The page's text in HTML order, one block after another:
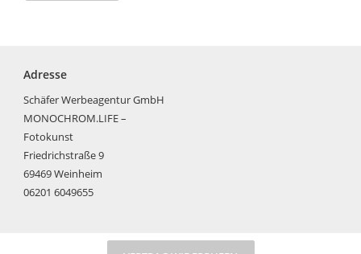
Adresse
Schäfer Werbeagentur GmbH
MONOCHROM.LIFE –
Fotokunst
Friedrichstraße 9
69469 Weinheim
06201 6049655